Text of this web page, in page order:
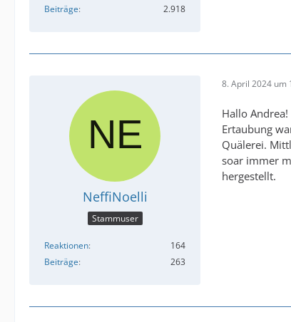
Beiträge
2.918
NeffiNoelli
Stammuser
Reaktionen
164
Beiträge
263
8. April 2024 um
Hallo
Ertaubung
Quälerei.
soar immer
hergestellt.